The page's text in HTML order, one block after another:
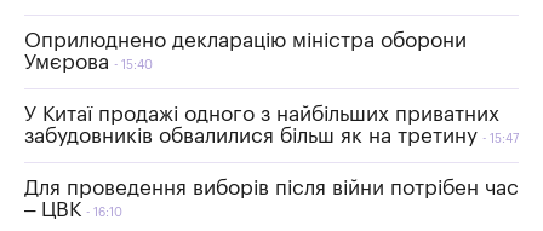
Оприлюднено декларацію міністра оборони
Умєрова
15:40
У Китаї продажі одного з найбільших приватних
забудовників обвалилися більш як на третину
15:47
Для проведення виборів після війни потрібен час
– ЦВК
16:10